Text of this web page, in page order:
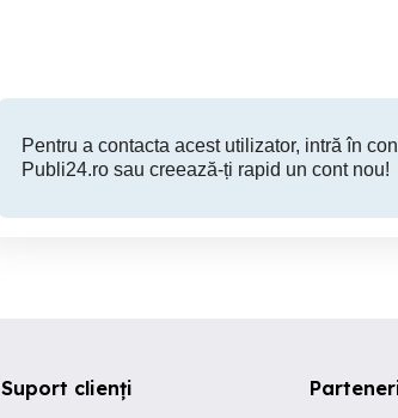
Pentru a contacta acest utilizator, intră în
Publi24.ro sau creează-ți rapid un cont nou!
Suport clienți